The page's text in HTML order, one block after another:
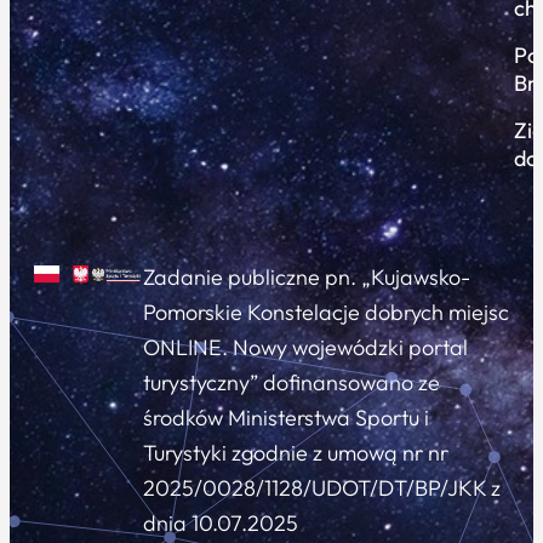
Zadanie publiczne pn. „Kujawsko-
Pomorskie Konstelacje dobrych miejsc
ONLINE. Nowy wojewódzki portal
turystyczny” dofinansowano ze
środków Ministerstwa Sportu i
Turystyki zgodnie z umową nr nr
2025/0028/1128/UDOT/DT/BP/JKK z
dnia 10.07.2025